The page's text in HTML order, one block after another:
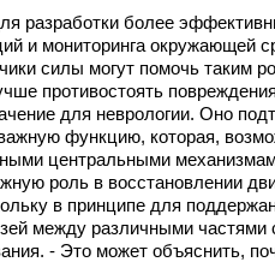
разработки более
и мониторинга окружающей
силы могут помочь таким
противостоять
для неврологии. Оно
функцию, которая,
центральными
роль в восстановлении
в принципе для
между различными частями
- Это может объяснить,